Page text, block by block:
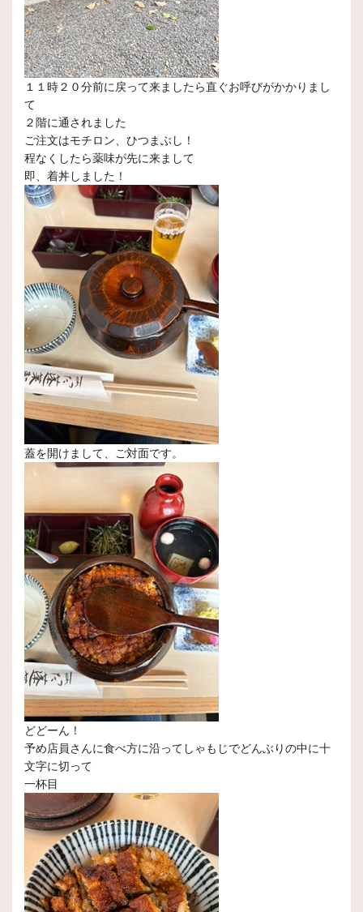
１１時２０分前に戻って来ましたら直ぐお呼びがかかりまし
て
２階に通されました
ご注文はモチロン、ひつまぶし！
程なくしたら薬味が先に来まして
即、着丼しました！
蓋を開けまして、ご対面です。
どどーん！
予め店員さんに食べ方に沿ってしゃもじでどんぶりの中に十
文字に切って
一杯目